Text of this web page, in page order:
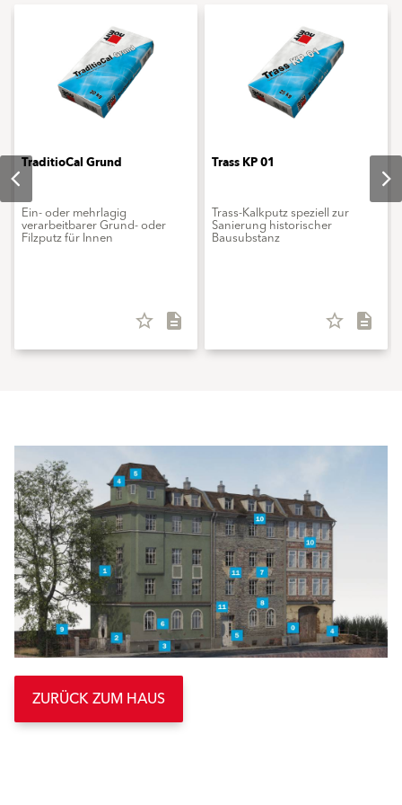
TraditioCal Grund
Ein- oder mehrlagig
verarbeitbarer Grund- oder
Filzputz für Innen
star_border description
Trass KP 01
Trass-Kalkputz speziell zur
Sanierung historischer
Bausubstanz
star_border description
ZURÜCK ZUM HAUS